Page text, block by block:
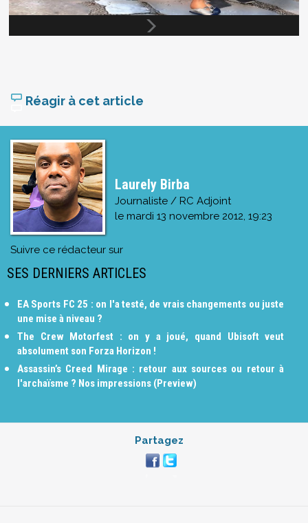
Réagir à cet article
Laurely Birba
Journaliste / RC Adjoint
le mardi 13 novembre 2012, 19:23
Suivre ce rédacteur sur
SES DERNIERS ARTICLES
EA Sports FC 25 : on l'a testé, de vrais changements ou juste
une mise à niveau ?
The Crew Motorfest : on y a joué, quand Ubisoft veut
absolument son Forza Horizon !
Assassin’s Creed Mirage : retour aux sources ou retour à
l'archaïsme ? Nos impressions (Preview)
Partagez